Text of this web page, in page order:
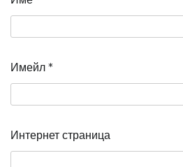
Имейл *
Интернет страница